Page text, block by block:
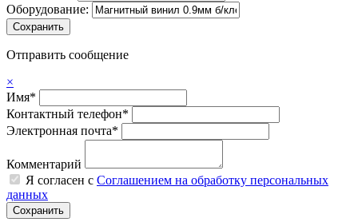
Оборудование:
Отправить сообщение
×
Имя*
Контактный телефон*
Электронная почта*
Комментарий
Я согласен с Соглашением на обработку персональных
данных